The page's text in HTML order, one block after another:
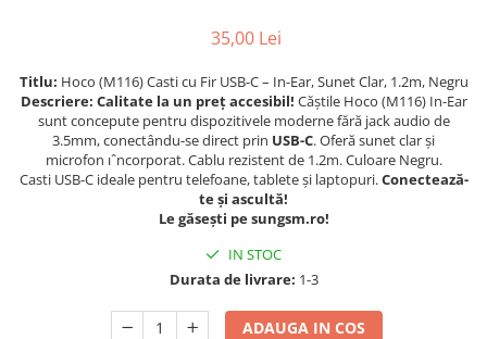
35,00 Lei
Titlu: Hoco (M116) Casti cu Fir USB-C – In-Ear, Sunet Clar, 1.2m, Negru
Descriere: Calitate la un preț accesibil! Căștile Hoco (M116) In-Ear
sunt concepute pentru dispozitivele moderne fără jack audio de
3.5mm, conectându-se direct prin USB-C. Oferă sunet clar și
microfon ıˆncorporat. Cablu rezistent de 1.2m. Culoare Negru.
Casti USB-C ideale pentru telefoane, tablete și laptopuri.Conectează-
te și ascultă!
Le găsești pe sungsm.ro!
IN STOC
Durata de livrare: 1-3
ADAUGA IN COS